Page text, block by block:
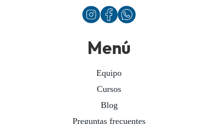
Menú
Equipo
Cursos
Blog
Preguntas frecuentes